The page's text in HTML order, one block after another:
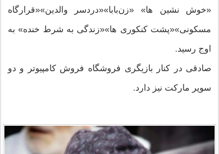
«خوش نشین ها» «زن‌بابا»«دردسر والدین»«قرارگاه
مسکونی»«پشت کنکوری ها»«زندگی به شرط خنده» به
اوج رسید.
صادقی در کنار بازیگری فروشگاه فروش کامپیوتر و دو
سوپر مارکت نیز دارد.